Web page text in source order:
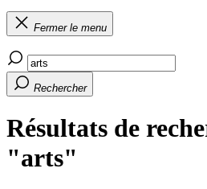
Fermer le menu
Rechercher
Résultats de
"arts"